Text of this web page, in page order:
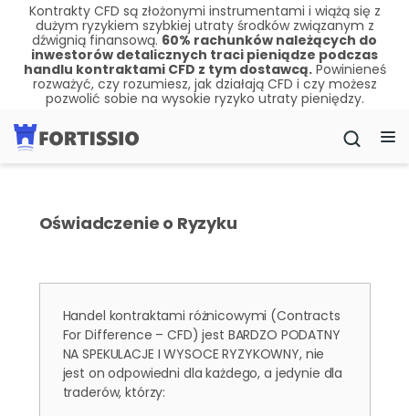
Kontrakty CFD są złożonymi instrumentami i wiążą się z
dużym ryzykiem szybkiej utraty środków związanym z
dźwignią finansową. 60% rachunków należących do
inwestorów detalicznych traci pieniądze podczas
handlu kontraktami CFD z tym dostawcą.Powinieneś
rozważyć, czy rozumiesz, jak działają CFD i czy możesz
pozwolić sobie na wysokie ryzyko utraty pieniędzy.
Oświadczenie o Ryzyku
Handel kontraktami różnicowymi (Contracts
For Difference –CFD) jest BARDZO PODATNY
NA SPEKULACJE I WYSOCE RYZYKOWNY, nie
jest on odpowiedni dla każdego, a jedynie dla
traderów, którzy: